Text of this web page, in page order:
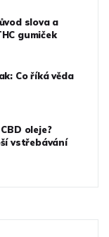
slova a
gumiček
Co říká věda
oleje?
vstřebávání